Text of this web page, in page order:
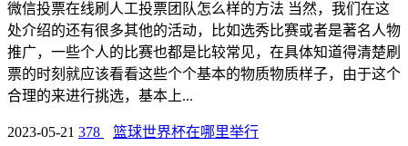
微信投票在线刷人工投票团队怎么样的方法 当然，我们在这
处介绍的还有很多其他的活动，比如选秀比赛或者是著名人物
推广，一些个人的比赛也都是比较常见，在具体知道得清楚刷
票的时刻就应该看看这些个个基本的物质物质样子，由于这个
合理的来进行挑选，基本上...
2023-05-21 378 篮球世界杯在哪里举行